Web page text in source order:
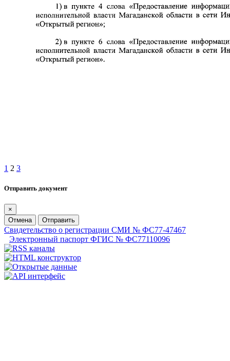
1 2 3
Отправить документ
×
Отмена
Отправить
Свидетельство о регистрации СМИ № ФС77-47467
Электронный паспорт ФГИС № ФС77110096